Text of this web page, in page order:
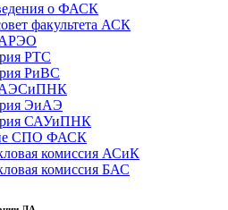
о ФАСК
факультета АСК
АРЭО
РТС
РиВС
АЭСиПНК
ЭиАЭ
САУиПНК
СПО ФАСК
комиссия АСиК
комиссия БАС